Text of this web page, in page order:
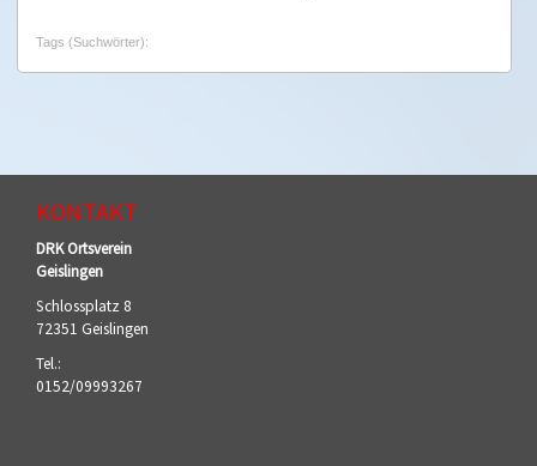
Tags (Suchwörter):
KONTAKT
DRK Ortsverein
Geislingen
Schlossplatz 8
72351 Geislingen
Tel.:
0152/09993267